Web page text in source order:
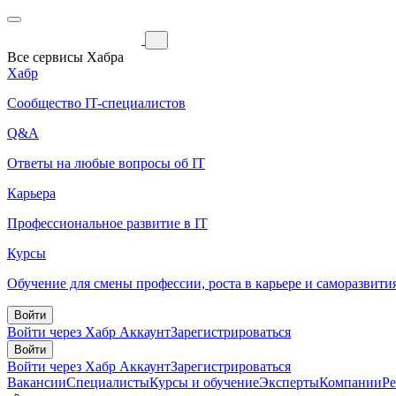
Все сервисы Хабра
Хабр
Сообщество IT-специалистов
Q&A
Ответы на любые вопросы об IT
Карьера
Профессиональное развитие в IT
Курсы
Обучение для смены профессии, роста в карьере и
Войти
Войти через Хабр АккаунтЗарегистрироваться
Войти
Войти через Хабр АккаунтЗарегистрироваться
ВакансииСпециалистыКурсы и обучениеЭкспертыКомпании